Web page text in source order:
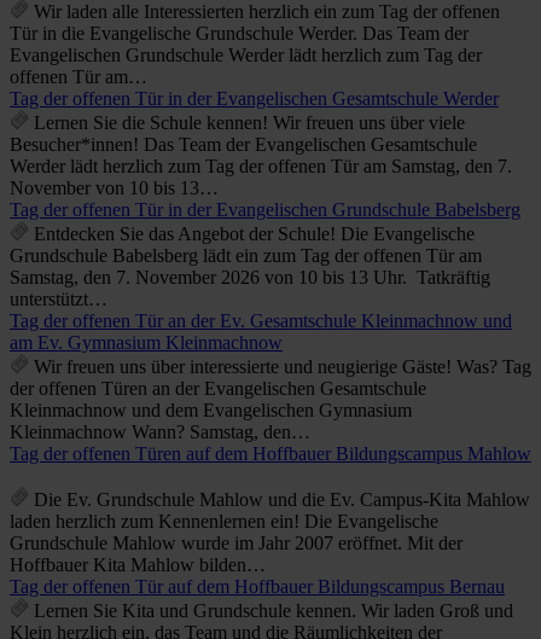
Wir laden alle Interessierten herzlich ein zum Tag der offenen
Tür in die Evangelische Grundschule Werder. Das Team der
Evangelischen Grundschule Werder lädt herzlich zum Tag der
offenen Tür am…
Tag der offenen Tür in der Evangelischen Gesamtschule Werder
Lernen Sie die Schule kennen! Wir freuen uns über viele
Besucher*innen! Das Team der Evangelischen Gesamtschule
Werder lädt herzlich zum Tag der offenen Tür am Samstag, den 7.
November von 10 bis 13…
Tag der offenen Tür in der Evangelischen Grundschule Babelsberg
Entdecken Sie das Angebot der Schule! Die Evangelische
Grundschule Babelsberg lädt ein zum Tag der offenen Tür am
Samstag, den 7. November 2026 von 10 bis 13 Uhr. Tatkräftig
unterstützt…
Tag der offenen Tür an der Ev. Gesamtschule Kleinmachnow und
am Ev. Gymnasium Kleinmachnow
Wir freuen uns über interessierte und neugierige Gäste! Was? Tag
der offenen Türen an der Evangelischen Gesamtschule
Kleinmachnow und dem Evangelischen Gymnasium
Kleinmachnow Wann? Samstag, den…
Tag der offenen Türen auf dem Hoffbauer Bildungscampus Mahlow
Die Ev. Grundschule Mahlow und die Ev. Campus-Kita Mahlow
laden herzlich zum Kennenlernen ein! Die Evangelische
Grundschule Mahlow wurde im Jahr 2007 eröffnet. Mit der
Hoffbauer Kita Mahlow bilden…
Tag der offenen Tür auf dem Hoffbauer Bildungscampus Bernau
Lernen Sie Kita und Grundschule kennen. Wir laden Groß und
Klein herzlich ein, das Team und die Räumlichkeiten der